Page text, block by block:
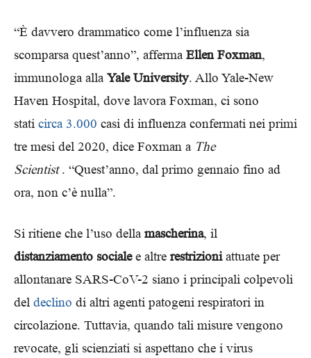
“È davvero drammatico come l’influenza sia
scomparsa quest’anno”, affermaEllen Foxman,
immunologa allaYale University. Allo Yale-New
Haven Hospital, dove lavora Foxman, ci sono
stati circa 3.000 casi di influenza confermati nei primi
tre mesi del 2020, dice Foxman a The
Scientist. “Quest’anno, dal primo gennaio fino ad
ora, non c’è nulla”.
Si ritiene che l’uso dellamascherina, il
distanziamento socialee altre restrizioniattuate per
allontanare SARS-CoV-2 siano i principali colpevoli
del declino di altri agenti patogeni respiratori in
circolazione. Tuttavia, quando tali misure vengono
revocate, gli scienziati si aspettano che i virus